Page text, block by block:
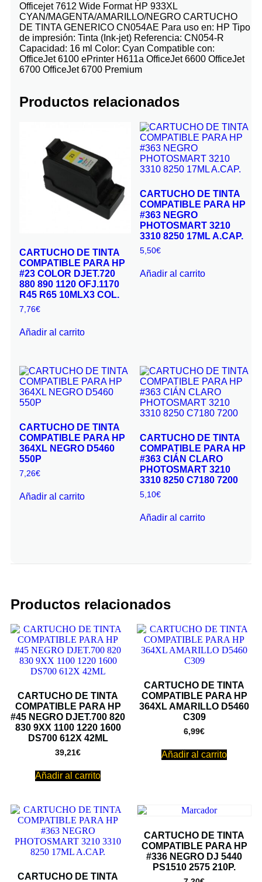
Officejet 7612 Wide Format HP 933XL
CYAN/MAGENTA/AMARILLO/NEGRO CARTUCHO
DE TINTA GENERICO CN054AE Para uso en: HP Tipo
de impresión: Tinta (Ink-jet) Referencia: CN054-R
Capacidad: 16 ml Color: Cyan Compatible con:
OfficeJet 6100 ePrinter H611a OfficeJet 6600 OfficeJet
6700 OfficeJet 6700 Premium
Productos relacionados
CARTUCHO DE TINTA
COMPATIBLE PARA HP
#23 COLOR DJET.720
880 890 1120 OFJ.1170
R45 R65 10MLX3 COL.
7,76€
Añadir al carrito
CARTUCHO DE TINTA
COMPATIBLE PARA HP
#363 NEGRO
PHOTOSMART 3210
3310 8250 17ML A.CAP.
5,50€
Añadir al carrito
CARTUCHO DE TINTA
COMPATIBLE PARA HP
364XL NEGRO D5460
550P
7,26€
Añadir al carrito
CARTUCHO DE TINTA
COMPATIBLE PARA HP
#363 CIÁN CLARO
PHOTOSMART 3210
3310 8250 C7180 7200
5,10€
Añadir al carrito
Productos relacionados
CARTUCHO DE TINTA
COMPATIBLE PARA HP
#45 NEGRO DJET.700 820
830 9XX 1100 1220 1600
DS700 612X 42ML
39,21€
Añadir al carrito
CARTUCHO DE TINTA
COMPATIBLE PARA HP
364XL AMARILLO D5460
C309
6,99€
Añadir al carrito
CARTUCHO DE TINTA
CARTUCHO DE TINTA
COMPATIBLE PARA HP
#336 NEGRO DJ 5440
PS1510 2575 210P.